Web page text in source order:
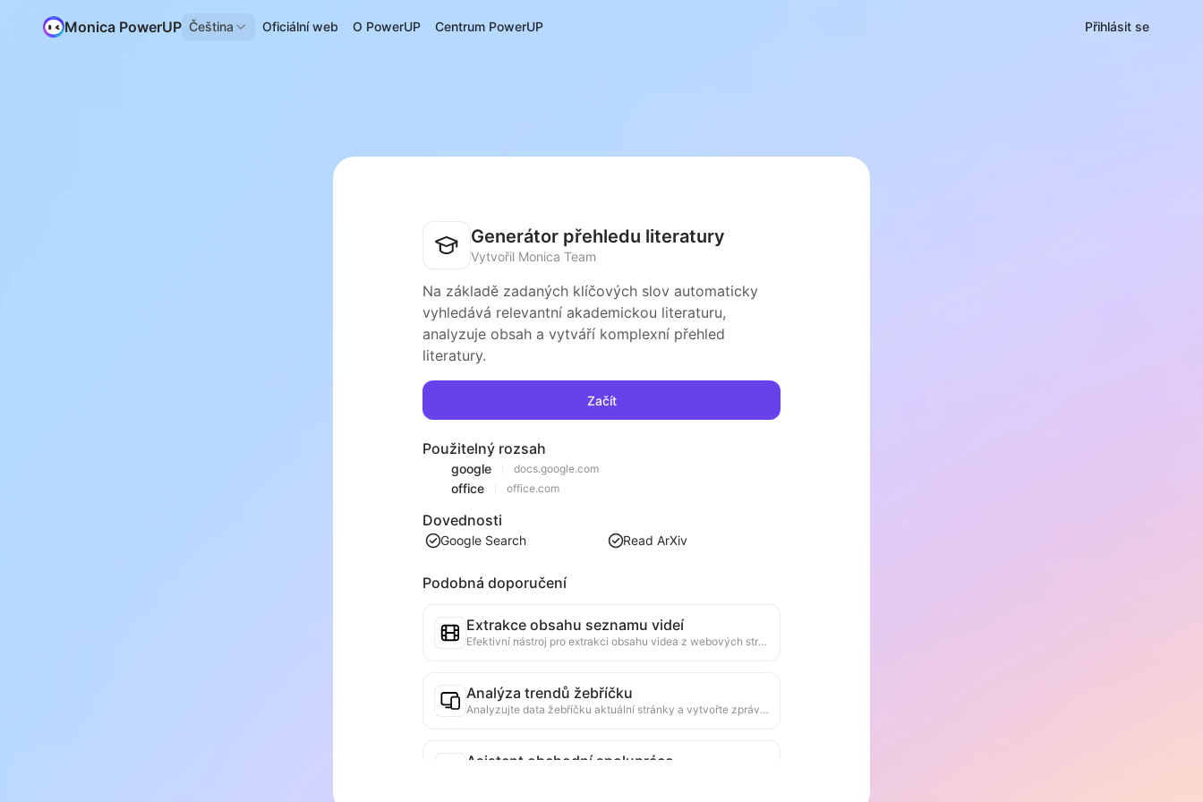
Monica PowerUP Čeština Oficiální web O PowerUP Centrum PowerUP Přihlásit se
Generátor přehledu literatury
Vytvořil Monica Team
Na základě zadaných klíčových slov automaticky
vyhledává relevantní akademickou literaturu,
analyzuje obsah a vytváří komplexní přehled
literatury.
Začít
Použitelný rozsah
google docs.google.com
office office.com
Dovednosti
Google Search Read ArXiv
Podobná doporučení
Extrakce obsahu seznamu videí
Efektivní nástroj pro extrakci obsahu videa z webových stránek, který dokáže rychle procházet webové stránky a uspořádat informace o videích do strukturované tabulky Markdown.
Analýza trendů žebříčku
Analyzujte data žebříčku aktuální stránky a vytvořte zprávu o trendech. Identifikujte populární kategorie, rychle rostoucí typy produktů a nové technologie. Poskytněte okamžité tržní poznatky, které vám pomohou pochopit nejnovější trendy produktů a tržní směry.
Asistent obchodní spolupráce